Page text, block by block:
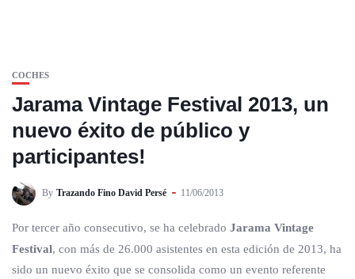
COCHES
Jarama Vintage Festival 2013, un
nuevo éxito de público y
participantes!
By Trazando Fino David Persé 11/06/2013
Por tercer año consecutivo, se ha celebrado Jarama Vintage
Festival, con más de 26.000 asistentes en esta edición de 2013, ha
sido un nuevo éxito que se consolida como un evento referente